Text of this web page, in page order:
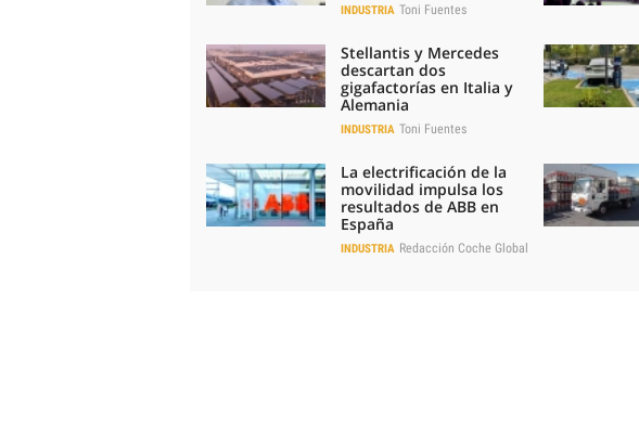
INDUSTRIA Toni Fuentes
Stellantis y Mercedes
descartan dos
gigafactorías en Italia y
Alemania
INDUSTRIA Toni Fuentes
La electrificación de la
movilidad impulsa los
resultados de ABB en
España
INDUSTRIA Redacción Coche Global